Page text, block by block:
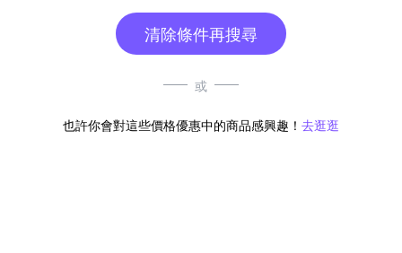
清除條件再搜尋
或
也許你會對這些價格優惠中的商品感興趣！ 去逛逛